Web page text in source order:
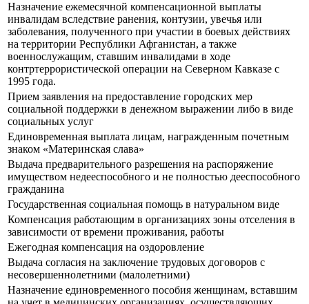
Назначение ежемесячной компенсационной выплаты
инвалидам вследствие ранения, контузии, увечья или
заболевания, полученного при участии в боевых действиях
на территории Республики Афганистан, а также
военнослужащим, ставшим инвалидами в ходе
контртеррористической операции на Северном Кавказе с
1995 года.
Прием заявления на предоставление городских мер
социальной поддержки в денежном выражении либо в виде
социальных услуг
Единовременная выплата лицам, награжденным почетным
знаком «Материнская слава»
Выдача предварительного разрешения на распоряжение
имуществом недееспособного и не полностью дееспособного
гражданина
Государственная социальная помощь в натуральном виде
Компенсация работающим в организациях зоны отселения в
зависимости от времени проживания, работы
Ежегодная компенсация на оздоровление
Выдача согласия на заключение трудовых договоров с
несовершеннолетними (малолетними)
Назначение единовременного пособия женщинам, вставшим